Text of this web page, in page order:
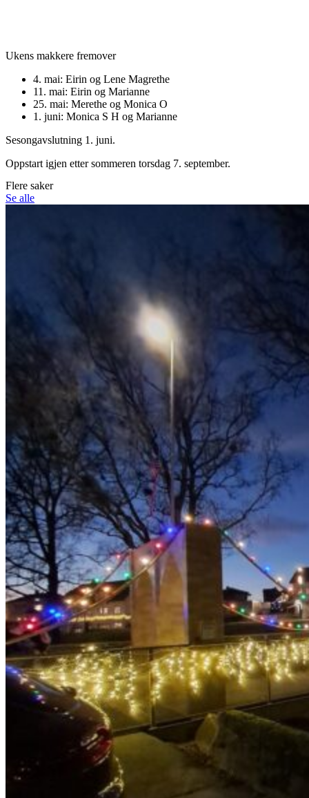
Ukens makkere fremover
4. mai: Eirin og Lene Magrethe
11. mai: Eirin og Marianne
25. mai: Merethe og Monica O
1. juni: Monica S H og Marianne
Sesongavslutning 1. juni.
Oppstart igjen etter sommeren torsdag 7. september.
Flere saker
Se alle